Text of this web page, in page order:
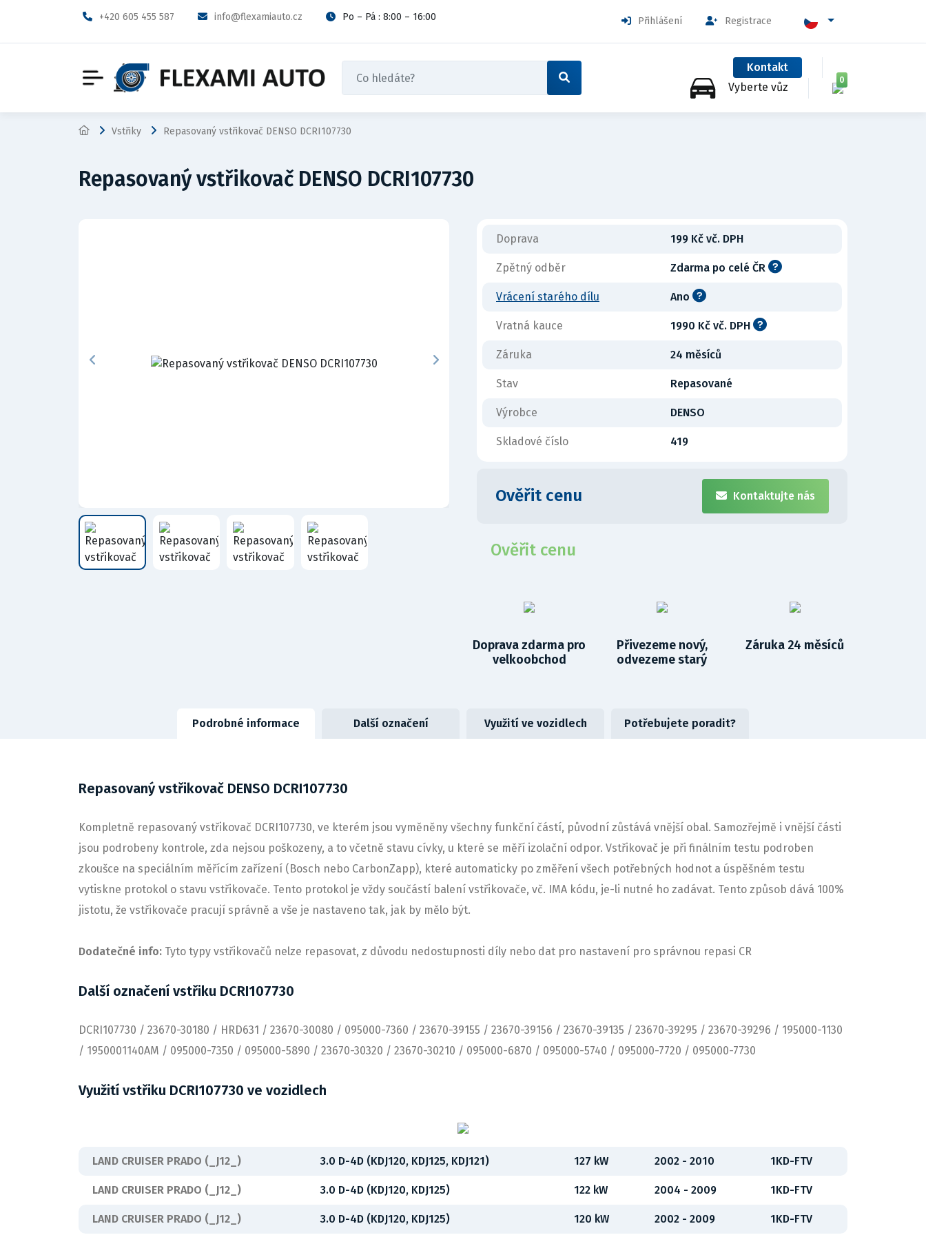
+420 605 455 587 info@flexamiauto.cz Po – Pá : 8:00 – 16:00 Přihlášení Registrace
Kontakt
Vyberte vůz
0
Vstřiky Repasovaný vstřikovač DENSO DCRI107730
Repasovaný vstřikovač DENSO DCRI107730
Doprava 199 Kč vč. DPH
Zpětný odběr Zdarma po celé ČR
Vrácení starého dílu Ano
Vratná kauce 1990 Kč vč. DPH
Záruka 24 měsíců
Stav Repasované
Výrobce DENSO
Skladové číslo 419
Ověřit cenu Kontaktujte nás
Ověřit cenu
Doprava zdarma pro
velkoobchod
Přivezeme nový,
odvezeme starý
Záruka 24 měsíců
Podrobné informace Další označení Využití ve vozidlech Potřebujete poradit?
Repasovaný vstřikovač DENSO DCRI107730
Kompletně repasovaný vstřikovač DCRI107730, ve kterém jsou vyměněny všechny funkční částí, původní zůstává vnější obal. Samozřejmě i vnější části
jsou podrobeny kontrole, zda nejsou poškozeny, a to včetně stavu cívky, u které se měří izolační odpor. Vstřikovač je při finálním testu podroben
zkoušce na speciálním měřícím zařízení (Bosch nebo CarbonZapp), které automaticky po změření všech potřebných hodnot a úspěšném testu
vytiskne protokol o stavu vstřikovače. Tento protokol je vždy součástí balení vstřikovače, vč. IMA kódu, je-li nutné ho zadávat. Tento způsob dává 100%
jistotu, že vstřikovače pracují správně a vše je nastaveno tak, jak by mělo být.
Dodatečné info: Tyto typy vstřikovačů nelze repasovat, z důvodu nedostupnosti díly nebo dat pro nastavení pro správnou repasi CR
Další označení vstřiku DCRI107730
DCRI107730 / 23670-30180 / HRD631 / 23670-30080 / 095000-7360 / 23670-39155 / 23670-39156 / 23670-39135 / 23670-39295 / 23670-39296 / 195000-1130
/ 1950001140AM / 095000-7350 / 095000-5890 / 23670-30320 / 23670-30210 / 095000-6870 / 095000-5740 / 095000-7720 / 095000-7730
Využití vstřiku DCRI107730 ve vozidlech
LAND CRUISER PRADO (_J12_) 3.0 D-4D (KDJ120, KDJ125, KDJ121) 127 kW 2002 - 2010 1KD-FTV
LAND CRUISER PRADO (_J12_) 3.0 D-4D (KDJ120, KDJ125) 122 kW 2004 - 2009 1KD-FTV
LAND CRUISER PRADO (_J12_) 3.0 D-4D (KDJ120, KDJ125) 120 kW 2002 - 2009 1KD-FTV